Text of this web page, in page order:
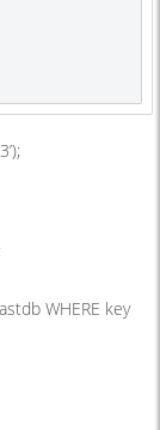
WHERE key